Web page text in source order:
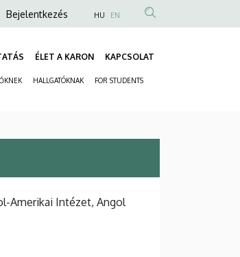
Anonim
fiók
menüje
Bejelentkezés HU EN
ÉLET A KARON KAPCSOLAT
HALLGATÓKNAK FOR STUDENTS
Amerikai Intézet, Angol